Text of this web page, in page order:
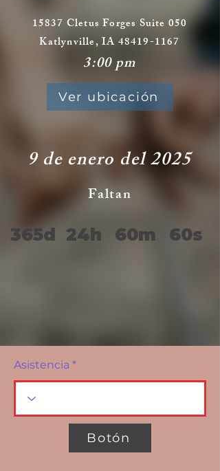
15837 Cletus Forges Suite 050
Katlynville, IA48419-1167
3:00 pm
Ver ubicación
9 de enero del 2025
Faltan
365d 24h 60m 60s
Asistencia
Botón